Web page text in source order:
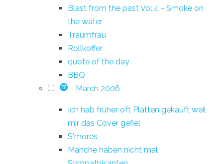
Blast from the past Vol.4 - Smoke on
the water
Traumfrau
Rollkoffer
quote of the day
BBQ
17 March 2006
Ich hab früher oft Platten gekauft weil
mir das Cover gefiel
S'mores
Manche haben nicht mal